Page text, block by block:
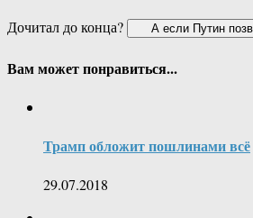
Дочитал до конца?
Вам может понравиться...
Трамп обложит пошлинами всё
29.07.2018